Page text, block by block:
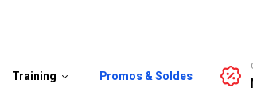
Training Promos & Soldes